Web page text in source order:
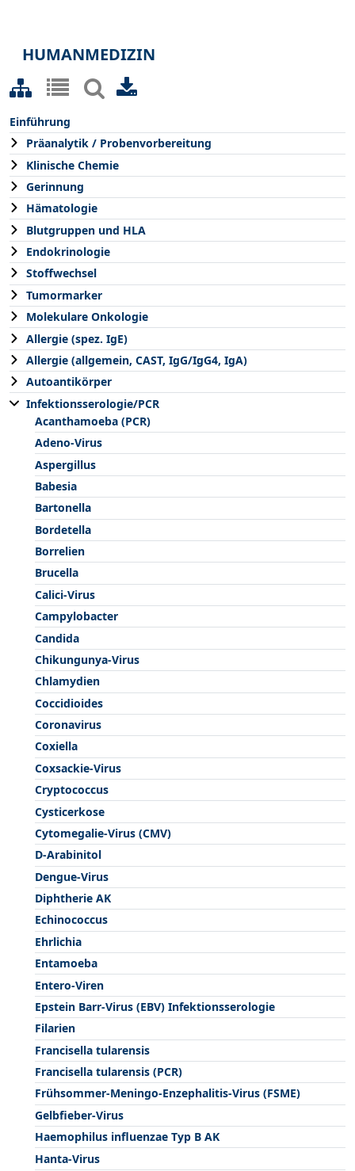
HUMANMEDIZIN
Einführung
Präanalytik / Probenvorbereitung
Klinische Chemie
Gerinnung
Hämatologie
Blutgruppen und HLA
Endokrinologie
Stoffwechsel
Tumormarker
Molekulare Onkologie
Allergie (spez. IgE)
Allergie (allgemein, CAST, IgG/IgG4, IgA)
Autoantikörper
Infektionsserologie/PCR
Acanthamoeba (PCR)
Adeno-Virus
Aspergillus
Babesia
Bartonella
Bordetella
Borrelien
Brucella
Calici-Virus
Campylobacter
Candida
Chikungunya-Virus
Chlamydien
Coccidioides
Coronavirus
Coxiella
Coxsackie-Virus
Cryptococcus
Cysticerkose
Cytomegalie-Virus (CMV)
D-Arabinitol
Dengue-Virus
Diphtherie AK
Echinococcus
Ehrlichia
Entamoeba
Entero-Viren
Epstein Barr-Virus (EBV) Infektionsserologie
Filarien
Francisella tularensis
Francisella tularensis (PCR)
Frühsommer-Meningo-Enzephalitis-Virus (FSME)
Gelbfieber-Virus
Haemophilus influenzae Typ B AK
Hanta-Virus